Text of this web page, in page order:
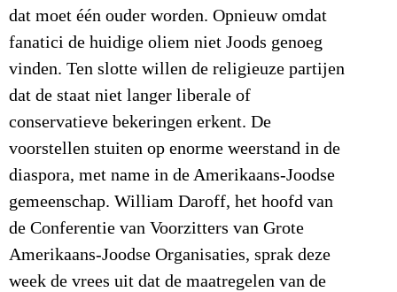
dat moet één ouder worden. Opnieuw omdat
fanatici de huidige oliem niet Joods genoeg
vinden. Ten slotte willen de religieuze partijen
dat de staat niet langer liberale of
conservatieve bekeringen erkent. De
voorstellen stuiten op enorme weerstand in de
diaspora, met name in de Amerikaans-Joodse
gemeenschap. William Daroff, het hoofd van
de Conferentie van Voorzitters van Grote
Amerikaans-Joodse Organisaties, sprak deze
week de vrees uit dat de maatregelen van de